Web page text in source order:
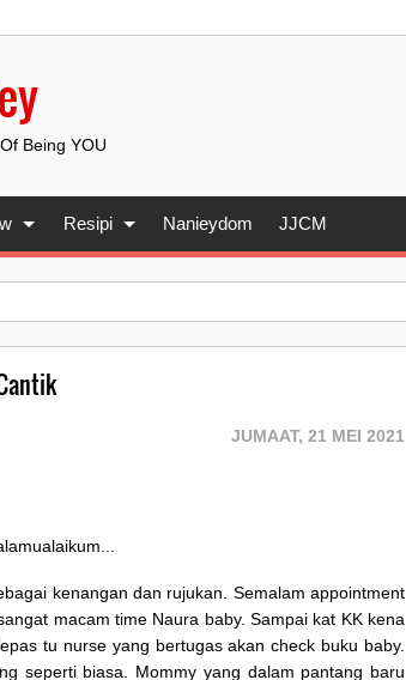
Being YOU
Resipi Nanieydom JJCM
JUMAAT, 21 MEI 2021
kenangan dan rujukan. Semalam appointment
macam time Naura baby. Sampai kat KK kena
tu nurse yang bertugas akan check buku baby.
seperti biasa. Mommy yang dalam pantang baru